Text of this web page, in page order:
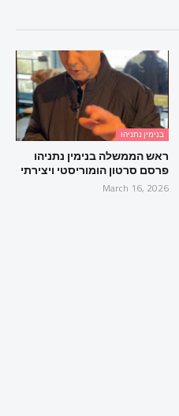
בנימין נתניהו
ראש הממשלה בנימין נתניהו
פרסם סרטון הומוריסטי ויצירתי
March 16, 2026